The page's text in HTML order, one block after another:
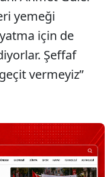
yemeği
için de
Şeffaf
vermeyiz”